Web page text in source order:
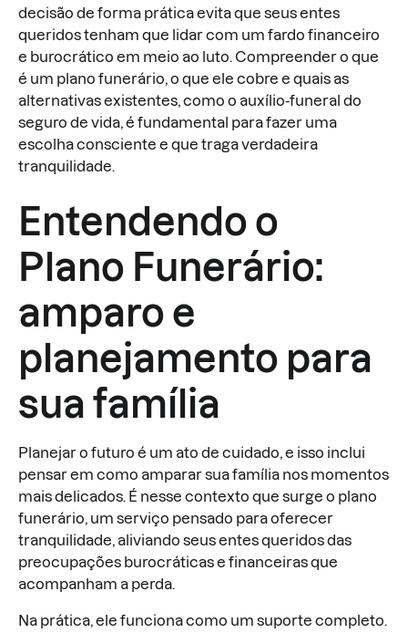
decisão de forma prática evita que seus entes
queridos tenham que lidar com um fardo financeiro
e burocrático em meio ao luto. Compreender o que
é um plano funerário, o que ele cobre e quais as
alternativas existentes, como o auxílio-funeral do
seguro de vida, é fundamental para fazer uma
escolha consciente e que traga verdadeira
tranquilidade.
Entendendo o
Plano Funerário:
amparo e
planejamento para
sua família
Planejar o futuro é um ato de cuidado, e isso inclui
pensar em como amparar sua família nos momentos
mais delicados. É nesse contexto que surge o plano
funerário, um serviço pensado para oferecer
tranquilidade, aliviando seus entes queridos das
preocupações burocráticas e financeiras que
acompanham a perda.
Na prática, ele funciona como um suporte completo.